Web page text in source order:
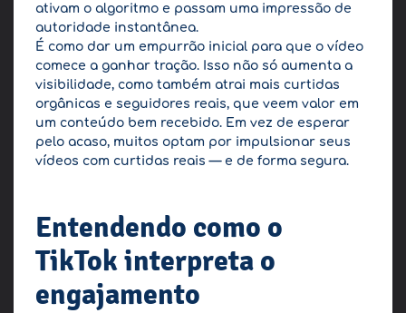
ativam o algoritmo e passam uma impressão de
autoridade instantânea.
É como dar um empurrão inicial para que o vídeo
comece a ganhar tração. Isso não só aumenta a
visibilidade, como também atrai mais curtidas
orgânicas e seguidores reais, que veem valor em
um conteúdo bem recebido. Em vez de esperar
pelo acaso, muitos optam por impulsionar seus
vídeos com curtidas reais — e de forma segura.
Entendendo como o
TikTok interpreta o
engajamento